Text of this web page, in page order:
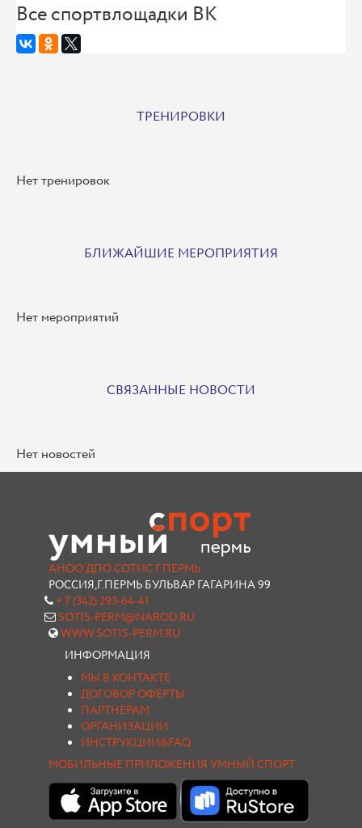
Все спортвлощадки ВК
ТРЕНИРОВКИ
Нет тренировок
БЛИЖАЙШИЕ МЕРОПРИЯТИЯ
Нет мероприятий
СВЯЗАННЫЕ НОВОСТИ
Нет новостей
АНОО ДПО СОТИС Г.ПЕРМЬ
РОССИЯ,Г.ПЕРМЬ БУЛЬВАР ГАГАРИНА 99
+ 7 (342) 293-64-41
SOTIS-PERM@NAROD.RU
WWW.SOTIS-PERM.RU
ИНФОРМАЦИЯ
МЫ В КОНТАКТЕ
ДОГОВОР ОФЕРТЫ
ПАРТНЕРАМ
ОРГАНИЗАЦИИ
ИНСТРУКЦИИ&FAQ
МОБИЛЬНЫЕ ПРИЛОЖЕНИЯ УМНЫЙ СПОРТ